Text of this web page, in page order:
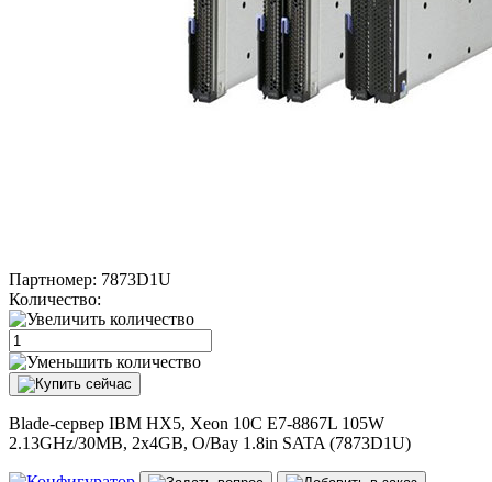
Партномер: 7873D1U
Количество:
Blade-сервер IBM HX5, Xeon 10C E7-8867L 105W
2.13GHz/30MB, 2x4GB, O/Bay 1.8in SATA (7873D1U)